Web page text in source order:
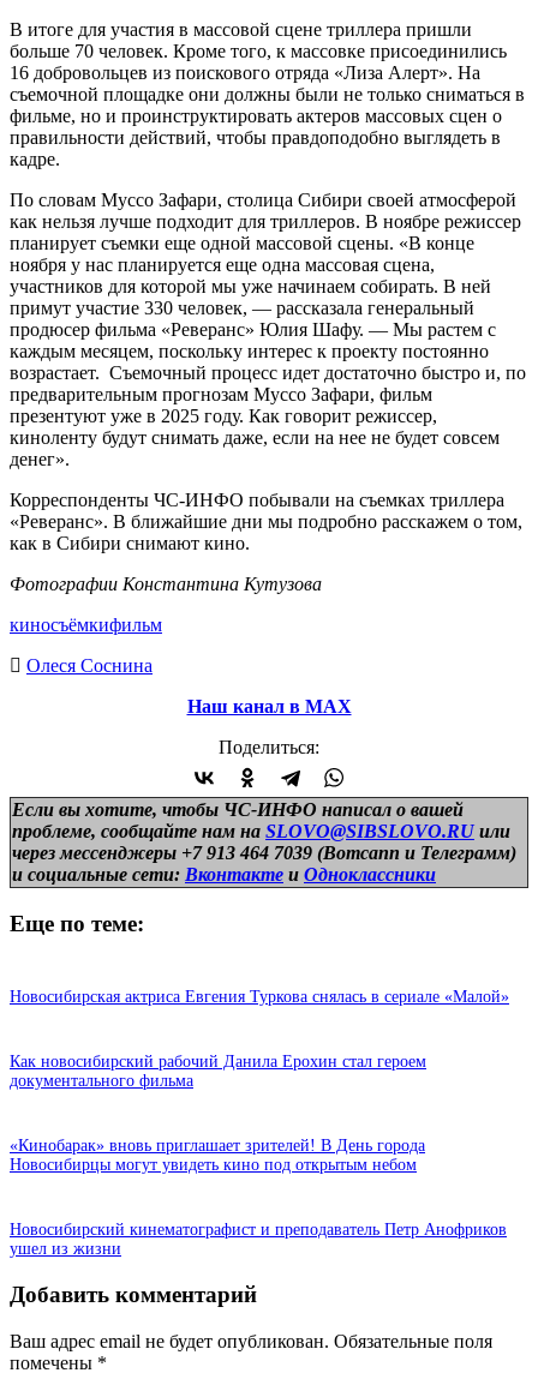
В итоге для участия в массовой сцене триллера пришли
больше 70 человек. Кроме того, к массовке присоединились
16 добровольцев из поискового отряда «Лиза Алерт». На
съемочной площадке они должны были не только сниматься в
фильме, но и проинструктировать актеров массовых сцен о
правильности действий, чтобы правдоподобно выглядеть в
кадре.
По словам Муссо Зафари, столица Сибири своей атмосферой
как нельзя лучше подходит для триллеров. В ноябре режиссер
планирует съемки еще одной массовой сцены. «В конце
ноября у нас планируется еще одна массовая сцена,
участников для которой мы уже начинаем собирать. В ней
примут участие 330 человек, — рассказала генеральный
продюсер фильма «Реверанс» Юлия Шафу. — Мы растем с
каждым месяцем, поскольку интерес к проекту постоянно
возрастает. Съемочный процесс идет достаточно быстро и, по
предварительным прогнозам Муссо Зафари, фильм
презентуют уже в 2025 году. Как говорит режиссер,
киноленту будут снимать даже, если на нее не будет совсем
денег».
Корреспонденты ЧС-ИНФО побывали на съемках триллера
«Реверанс». В ближайшие дни мы подробно расскажем о том,
как в Сибири снимают кино.
Фотографии Константина Кутузова
киносъёмкифильм
Олеся Соснина
Наш канал в МАХ
Поделиться:
Если вы хотите, чтобы ЧС-ИНФО написал о вашей
проблеме, сообщайте нам на SLOVO@SIBSLOVO.RU или
через мессенджеры +7 913 464 7039 (Вотсапп и Телеграмм)
и социальные сети: Вконтакте и Одноклассники
Еще по теме:
Новосибирская актриса Евгения Туркова снялась в сериале «Малой»
Как новосибирский рабочий Данила Ерохин стал героем
документального фильма
«Кинобарак» вновь приглашает зрителей! В День города
Новосибирцы могут увидеть кино под открытым небом
Новосибирский кинематографист и преподаватель Петр Анофриков
ушел из жизни
Добавить комментарий
Ваш адрес email не будет опубликован. Обязательные поля
помечены *